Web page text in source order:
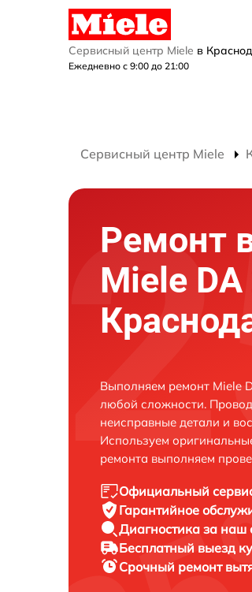
Сервисный центр Miele в
Ежедневно с 9:00 до 21:00
Сервисный центр Miele
Ремонт
Miele
Выполняем ремонт Miele
любой сложности.
неисправные детали и
Используем
ремонта выполняем
Официальный
Гарантийное
Диагностика за наш
Бесплатный выезд
Срочный ремонт